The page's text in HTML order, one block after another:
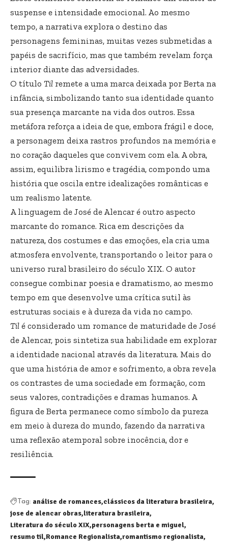
suspense e intensidade emocional. Ao mesmo
tempo, a narrativa explora o destino das
personagens femininas, muitas vezes submetidas a
papéis de sacrifício, mas que também revelam força
interior diante das adversidades.
O título Til remete a uma marca deixada por Berta na
infância, simbolizando tanto sua identidade quanto
sua presença marcante na vida dos outros. Essa
metáfora reforça a ideia de que, embora frágil e doce,
a personagem deixa rastros profundos na memória e
no coração daqueles que convivem com ela. A obra,
assim, equilibra lirismo e tragédia, compondo uma
história que oscila entre idealizações românticas e
um realismo latente.
A linguagem de José de Alencar é outro aspecto
marcante do romance. Rica em descrições da
natureza, dos costumes e das emoções, ela cria uma
atmosfera envolvente, transportando o leitor para o
universo rural brasileiro do século XIX. O autor
consegue combinar poesia e dramatismo, ao mesmo
tempo em que desenvolve uma crítica sutil às
estruturas sociais e à dureza da vida no campo.
Til é considerado um romance de maturidade de José
de Alencar, pois sintetiza sua habilidade em explorar
a identidade nacional através da literatura. Mais do
que uma história de amor e sofrimento, a obra revela
os contrastes de uma sociedade em formação, com
seus valores, contradições e dramas humanos. A
figura de Berta permanece como símbolo da pureza
em meio à dureza do mundo, fazendo da narrativa
uma reflexão atemporal sobre inocência, dor e
resiliência.
Tag: análise de romances clássicos da literatura brasileira
jose de alencar obras literatura brasileira
Literatura do século XIX personagens berta e miguel
resumo til Romance Regionalista romantismo regionalista